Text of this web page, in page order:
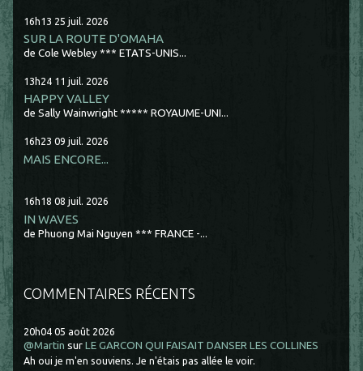
16h13 25 juil. 2026
SUR LA ROUTE D'OMAHA
de Cole Webley *** ETATS-UNIS...
13h24 11 juil. 2026
HAPPY VALLEY
de Sally Wainwright ***** ROYAUME-UNI...
16h23 09 juil. 2026
MAIS ENCORE...
16h18 08 juil. 2026
IN WAVES
de Phuong Mai Nguyen *** FRANCE -...
COMMENTAIRES RÉCENTS
20h04 05 août 2026
@Martin surLE GARCON QUI FAISAIT DANSER LES COLLINES
Ah oui je m'en souviens. Je n'étais pas allée le voir.